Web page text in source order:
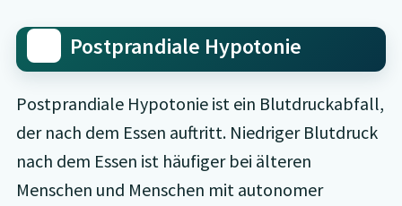
Postprandiale Hypotonie
Postprandiale Hypotonie ist ein Blutdruckabfall,
der nach dem Essen auftritt. Niedriger Blutdruck
nach dem Essen ist häufiger bei älteren
Menschen und Menschen mit autonomer